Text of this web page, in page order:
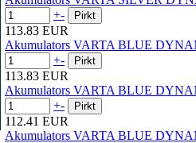
+-
113.83 EUR
Akumulators VARTA BLUE
+-
113.83 EUR
Akumulators VARTA BLUE
+-
112.41 EUR
Akumulators VARTA BLUE